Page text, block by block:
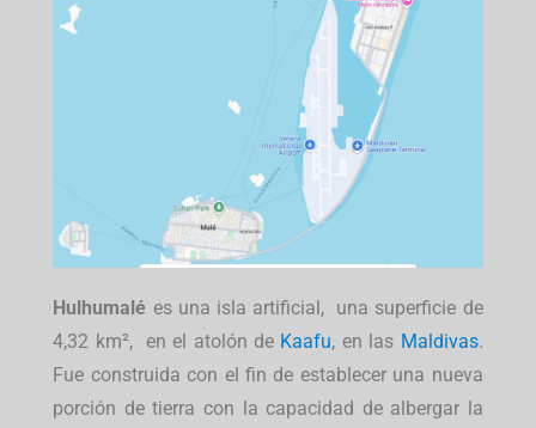
Hulhumalé es una isla artificial, una superficie de
4,32 km², en el atolón de Kaafu, en las Maldivas.
Fue construida con el fin de establecer una nueva
porción de tierra con la capacidad de albergar la